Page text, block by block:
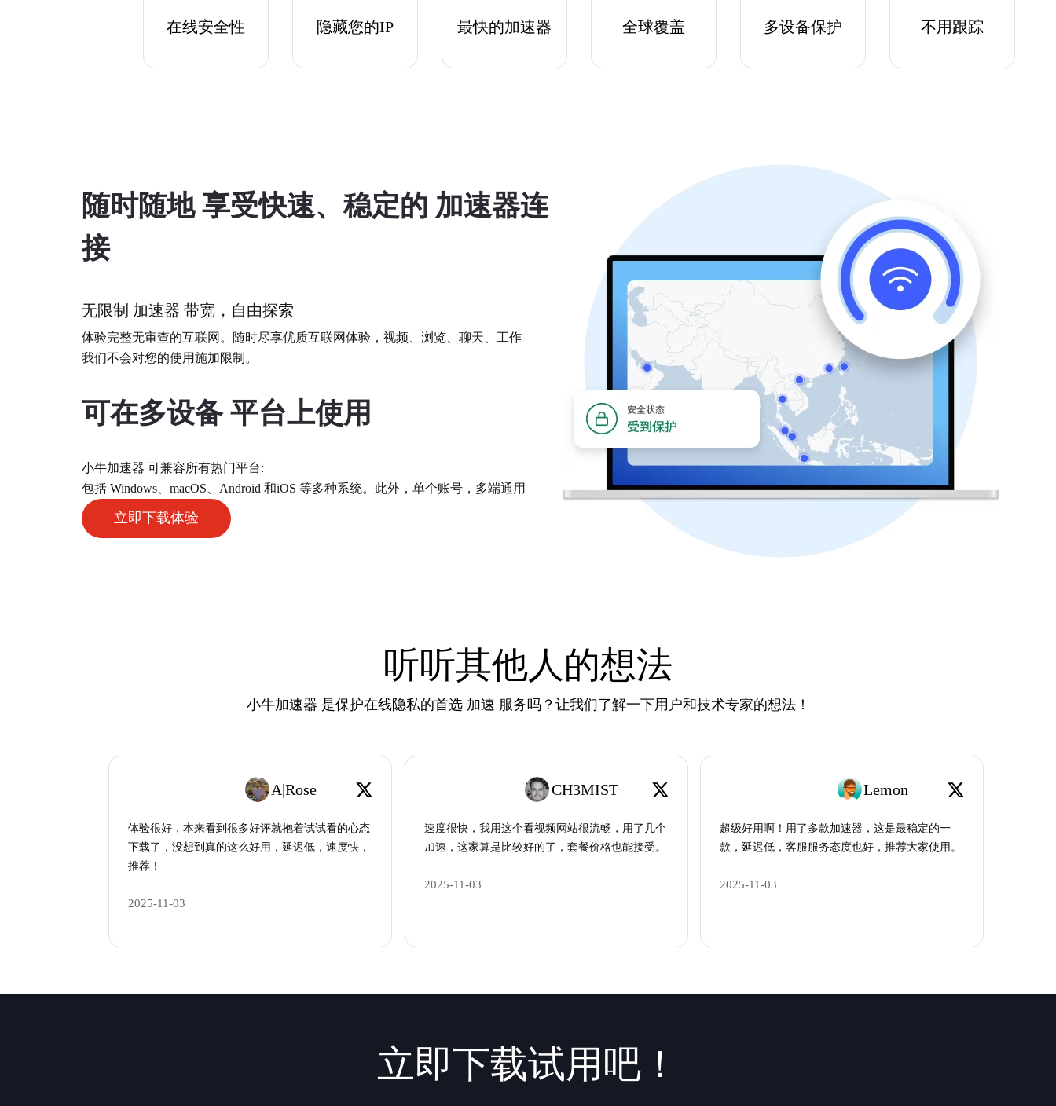
在线安全性 隐藏您的IP 最快的加速器 全球覆盖 多设备保护 不用跟踪
随时随地 享受快速、稳定的 加速器连
接
无限制 加速器 带宽，自由探索
体验完整无审查的互联网。随时尽享优质互联网体验，视频、浏览、聊天、工作
我们不会对您的使用施加限制。
可在多设备 平台上使用
小牛加速器 可兼容所有热门平台:
包括 Windows、macOS、Android 和iOS 等多种系统。此外，单个账号，多端通用
立即下载体验
听听其他人的想法
小牛加速器 是保护在线隐私的首选 加速 服务吗？让我们了解一下用户和技术专家的想法！
A|Rose
体验很好，本来看到很多好评就抱着试试看的心态
下载了，没想到真的这么好用，延迟低，速度快，
推荐！
2025-11-03
CH3MIST
速度很快，我用这个看视频网站很流畅，用了几个
加速，这家算是比较好的了，套餐价格也能接受。
2025-11-03
Lemon
超级好用啊！用了多款加速器，这是最稳定的一
款，延迟低，客服服务态度也好，推荐大家使用。
2025-11-03
立即下载试用吧！